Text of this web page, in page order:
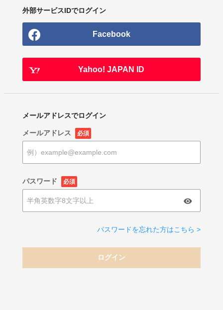
外部サービスIDでログイン
Facebook
Yahoo! JAPAN ID
メールアドレスでログイン
メールアドレス 必須
パスワード 必須
パスワードを忘れた方はこちら >
ログイン